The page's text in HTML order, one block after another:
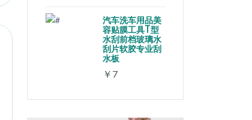
汽车洗车用品美
容贴膜工具T型
水刮前档玻璃水
刮片软胶专业刮
水板
￥7